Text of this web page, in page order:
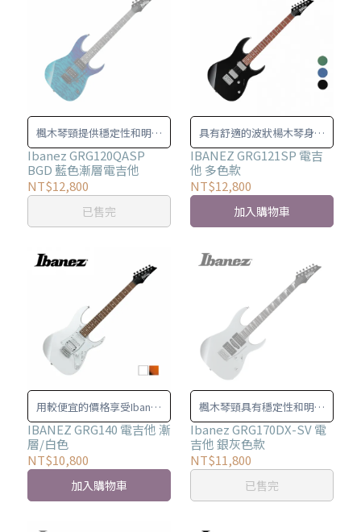
楓木琴頸提供穩定性和明亮
的音色。
Ibanez GRG120QASP
BGD 藍色漸層電吉他
NT$12,800
已售完
具有舒適的波狀楊木琴身和
兩個 Classic Elite 雙線圈拾
IBANEZ GRG121SP 電吉
他 多色款
NT$12,800
加入購物車
用較便宜的價格享受Ibanez
的招牌音色與手感與高品質
IBANEZ GRG140 電吉他 漸
層/白色
NT$10,800
加入購物車
楓木琴頸具有穩定性和明亮
的音色特徵。
Ibanez GRG170DX-SV 電
吉他 銀灰色款
NT$11,800
已售完